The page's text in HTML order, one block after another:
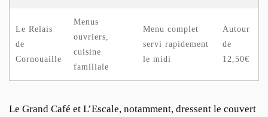
Le Relais
de
Cornouaille
Menus
ouvriers,
cuisine
familiale
Menu complet
servi rapidement
le midi
Autour
de
12,50€
Le Grand Café et L’Escale, notamment, dressent le couvert